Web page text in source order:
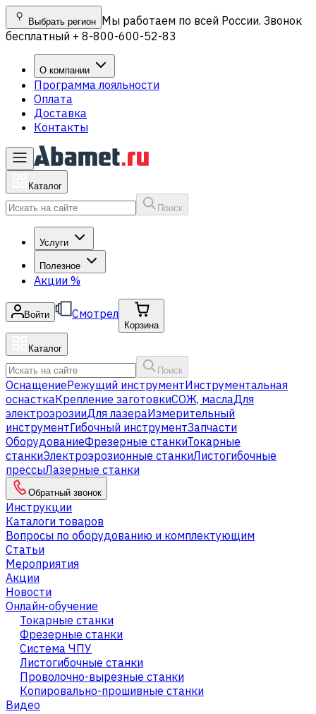
Выбрать регион Мы работаем по всей России. Звонок
бесплатный + 8-800-600-52-83
О компании
Программа лояльности
Оплата
Доставка
Контакты
Каталог
Поиск
Услуги
Полезное
Акции %
Войти Смотрел
Корзина
Каталог
Поиск
ОснащениеРежущий инструментИнструментальная
оснасткаКрепление заготовкиСОЖ, маслаДля
электроэрозииДля лазераИзмерительный
инструментГибочный инструментЗапчасти
ОборудованиеФрезерные станкиТокарные
станкиЭлектроэрозионные станкиЛистогибочные
прессыЛазерные станки
Обратный звонок
Инструкции
Каталоги товаров
Вопросы по оборудованию и комплектующим
Статьи
Мероприятия
Акции
Новости
Онлайн-обучение
Токарные станки
Фрезерные станки
Система ЧПУ
Листогибочные станки
Проволочно-вырезные станки
Копировально-прошивные станки
Видео